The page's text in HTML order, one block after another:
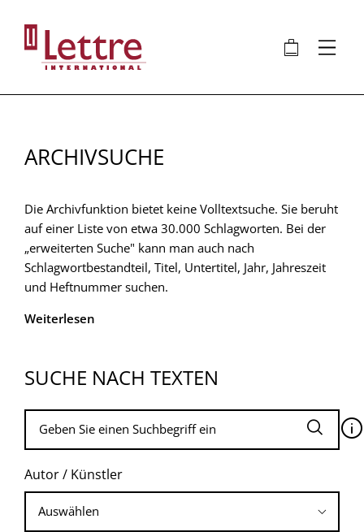
Inhalt
🛍 ⋮
ARCHIVSUCHE
Die Archivfunktion bietet keine Volltextsuche. Sie beruht
auf einer Liste von etwa 30.000 Schlagworten. Bei der
„erweiterten Suche" kann man auch nach
Schlagwortbestandteil, Titel, Untertitel, Jahr, Jahreszeit
und Heftnummer suchen.
Weiterlesen
SUCHE NACH TEXTEN
🛈
Autor / Künstler